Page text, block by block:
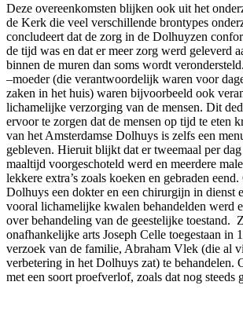
Deze overeenkomsten blijken ook uit het
de Kerk die veel verschillende brontypes
concludeert dat de zorg in de Dolhuyzen
de tijd was en dat er meer zorg werd geleverd
binnen de muren dan soms wordt
–moeder (die verantwoordelijk waren voor
zaken in het huis) waren bijvoorbeeld ook
lichamelijke verzorging van de mensen. Dit
ervoor te zorgen dat de mensen op tijd te eten
van het Amsterdamse Dolhuys is zelfs een
gebleven. Hieruit blijkt dat er tweemaal per
maaltijd voorgeschoteld werd en meerdere
lekkere extra’s zoals koeken en gebraden
Dolhuys een dokter en een chirurgijn in dienst
vooral lichamelijke kwalen behandelden werd
over behandeling van de geestelijke toestand.
onafhankelijke arts Joseph Celle toegestaan in
verzoek van de familie, Abraham Vlek (die al
verbetering in het Dolhuys zat) te behandelen.
met een soort proefverlof, zoals dat nog steeds